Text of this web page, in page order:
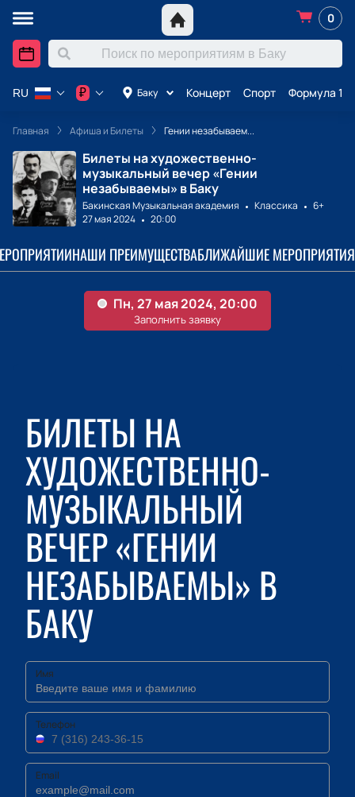
0
Баку Концерт Спорт Формула 1
RU ₽
Главная Афиша и Билеты Гении незабываем...
Билеты на художественно-
музыкальный вечер «Гении
незабываемы» в Баку
Бакинская Музыкальная академия Классика
6+
27 мая 2024
20:00
НАШИ ПРЕИМУЩЕСТВАБЛИЖАЙШИЕ МЕРОПРИЯТИЯ
БИЛЕТЫ НА
ХУДОЖЕСТВЕННО-
МУЗЫКАЛЬНЫЙ
ВЕЧЕР «ГЕНИИ
НЕЗАБЫВАЕМЫ» В
БАКУ
Имя
Телефон
Email